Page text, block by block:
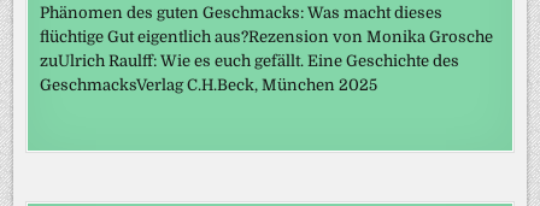
Phänomen des guten Geschmacks: Was macht dieses
flüchtige Gut eigentlich aus?Rezension von Monika Grosche
zuUlrich Raulff: Wie es euch gefällt. Eine Geschichte des
GeschmacksVerlag C.H.Beck, München 2025